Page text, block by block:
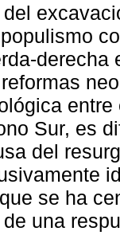
derecha
Sur, es
del
se ha
una